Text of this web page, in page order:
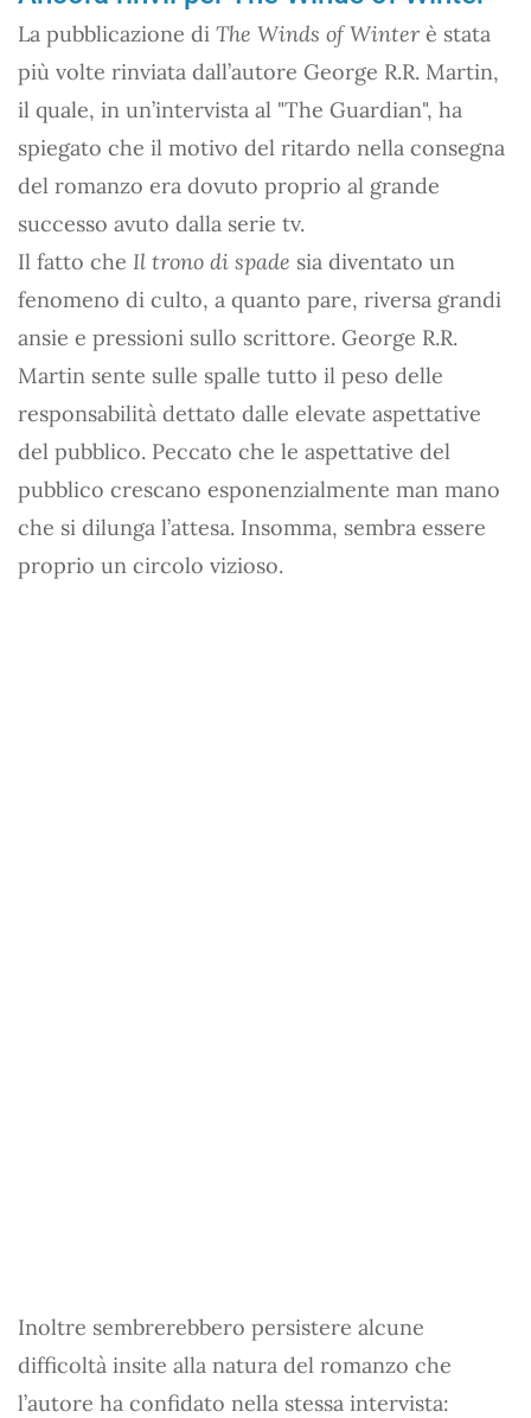
La pubblicazione di The Winds of Winter è stata
più volte rinviata dall’autore George R.R. Martin,
il quale, in un’intervista al "The Guardian", ha
spiegato che il motivo del ritardo nella consegna
del romanzo era dovuto proprio al grande
successo avuto dalla serie tv.
Il fatto che Il trono di spade sia diventato un
fenomeno di culto, a quanto pare, riversa grandi
ansie e pressioni sullo scrittore. George R.R.
Martin sente sulle spalle tutto il peso delle
responsabilità dettato dalle elevate aspettative
del pubblico. Peccato che le aspettative del
pubblico crescano esponenzialmente man mano
che si dilunga l’attesa. Insomma, sembra essere
proprio un circolo vizioso.
Inoltre sembrerebbero persistere alcune
difficoltà insite alla natura del romanzo che
l’autore ha confidato nella stessa intervista: